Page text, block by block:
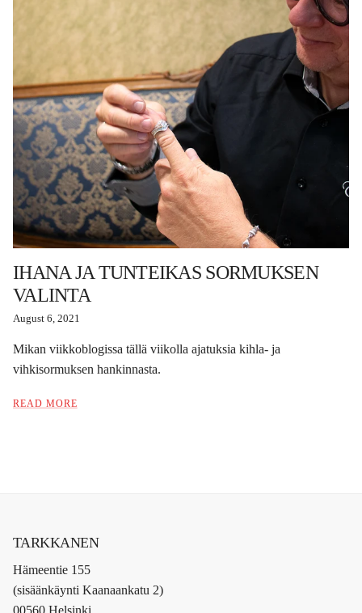
IHANA JA TUNTEIKAS SORMUKSEN
VALINTA
August 6, 2021
Mikan viikkoblogissa tällä viikolla ajatuksia kihla- ja
vihkisormuksen hankinnasta.
READ MORE
TARKKANEN
Hämeentie 155
(sisäänkäynti Kaanaankatu 2)
00560 Helsinki